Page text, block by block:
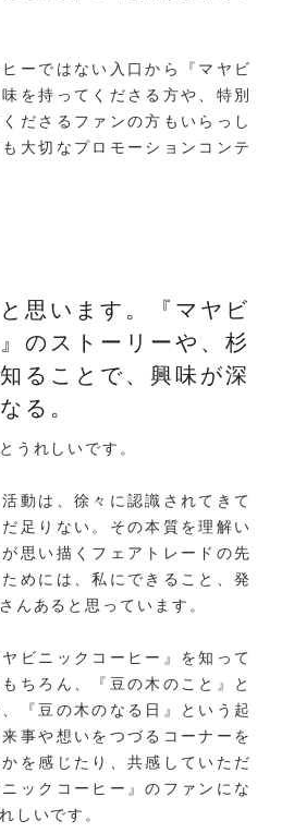
ーではない入口から『マヤビ
を持ってくださる方や、特別
ださるファンの方もいらっし
大切なプロモーションコンテ
思います。
『マヤビ
のストーリーや、 杉
ることで、興味が深
る。
うれしいです。
動は、徐々に認識されてきて
足りない。その本質を理解い
思い描くフェアトレードの先
めには、私にできること、発
んあると思っています。
ビニックコーヒー』を知って
ちろん、『豆の木のこと』と
『豆の木のなる日』という起
事や想いをつづるコーナーを
を感じたり、共感していただ
ックコーヒー』のファンにな
しいです。